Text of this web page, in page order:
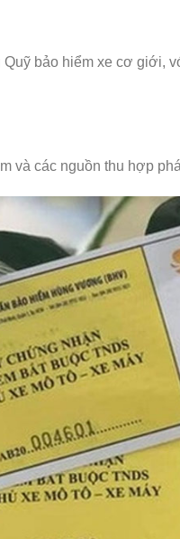
bảo hiểm xe cơ giới,
và các nguồn thu hợp